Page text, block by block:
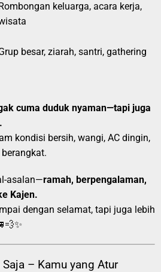
keluarga, acara kerja,
besar, ziarah, santri, gathering
cuma duduk nyaman—tapi juga
kondisi bersih, wangi, AC dingin,
asalan—ramah, berpengalaman,
Kajen.
dengan selamat, tapi juga lebih
– Kamu yang Atur